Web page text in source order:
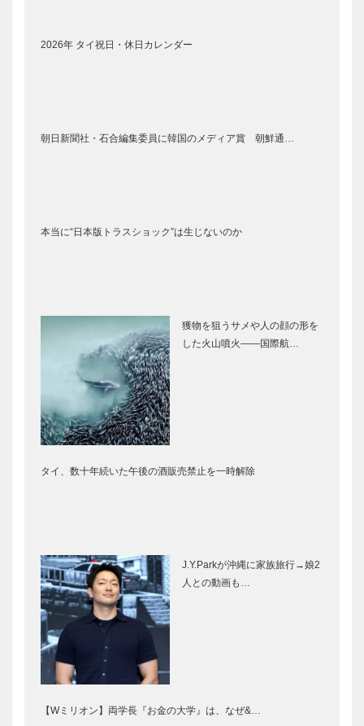
2026年 タイ祝日・休日カレンダー
朝日新聞社・石合編集委員に韓国のメディア賞 朝鮮通…
本当に“日本版トラスショック”は生じないのか
獲物を狙うサメや人の顔の形を
した火山噴火――国際航…
タイ、数十年続いた午後の酒販売禁止を一時解除
J.Y.Parkが沖縄に家族旅行→娘2
人との動画も…
【Wミリオン】両学長『お金の大学』は、なぜ&…